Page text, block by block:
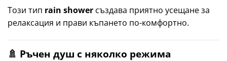
Този тип rain shower създава приятно усещане за
релаксация и прави къпането по-комфортно.
🚿 Ръчен душ с няколко режима